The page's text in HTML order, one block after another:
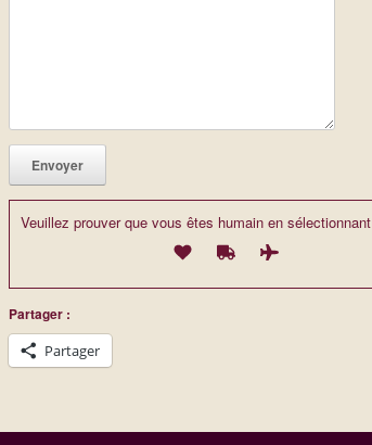
Veuillez prouver que vous êtes humain en sélectionnant
Partager :
Partager